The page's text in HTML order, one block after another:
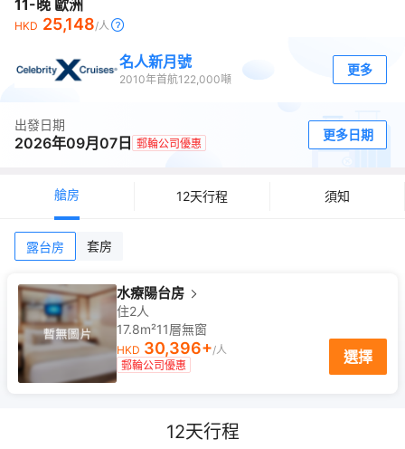
11-晚 歐洲
HKD 25,148/人
名人新月號
2010年首航122,000噸
更多
出發日期
2026年09月07日 郵輪公司優惠
更多日期
艙房 12天行程 須知
露台房 套房
水療陽台房
住2人
17.8m²11層無窗
HKD 30,396+/人
郵輪公司優惠
選擇
12天行程